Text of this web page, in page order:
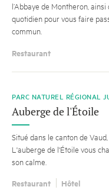
l’Abbaye de Montheron,
quotidien pour vous faire
commun.
Restaurant
PARC NATUREL RÉGIONAL
Auberge de l'Étoile
Situé dans le canton de
L'auberge de l'Étoile vous
son calme.
Restaurant Hôtel